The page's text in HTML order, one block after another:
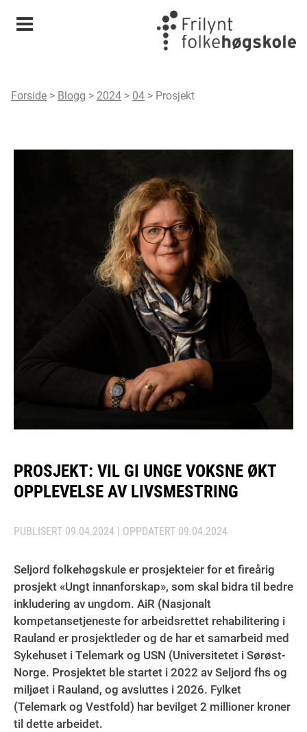
Meny
Forside > Blogg > 2024 > 04 > Prosjekt
PROSJEKT: VIL GI UNGE VOKSNE ØKT
OPPLEVELSE AV LIVSMESTRING
PUBLISERT 09.04.2024 | OPPDATERT 09.04.2024
Seljord folkehøgskule er prosjekteier for et fireårig
prosjekt «Ungt innanforskap», som skal bidra til bedre
inkludering av ungdom. AiR (Nasjonalt
kompetansetjeneste for arbeidsrettet rehabilitering i
Rauland er prosjektleder og de har et samarbeid med
Sykehuset i Telemark og USN (Universitetet i Sørøst-
Norge. Prosjektet ble startet i 2022 av Seljord fhs og
miljøet i Rauland, og avsluttes i 2026. Fylket
(Telemark og Vestfold) har bevilget 2 millioner kroner
til dette arbeidet.